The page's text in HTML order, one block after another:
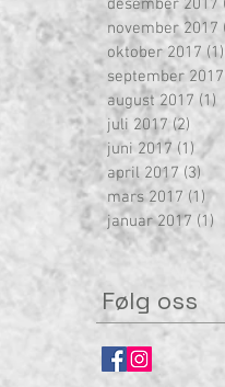
desember 2017
november 2017
oktober 2017 (1)
september 2017
august 2017 (1)
juli 2017 (2) 2
juni 2017 (1) 1
april 2017 (3)
mars 2017 (1) 1
januar 2017 (1)
Følg oss